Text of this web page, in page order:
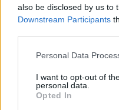
also be disclosed by us to
Downstream Participants
Personal Data
I want to opt-out of
personal data.
Opted In
PHARMA NEWS 22/05/
Νέο πειραματικό